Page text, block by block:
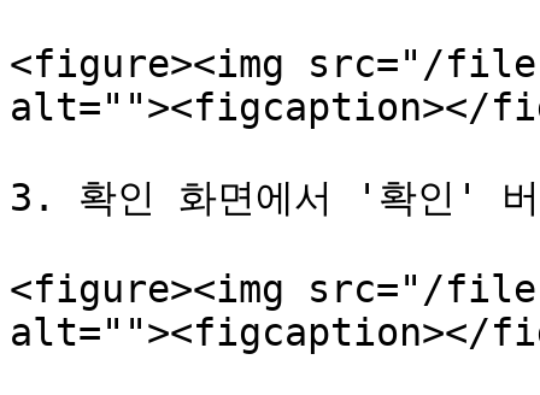
<figure><img src="/files/
alt=""><figcaption></
3. 확인 화면에서 '확인' 버
<figure><img src="/files/
alt=""><figcaption></